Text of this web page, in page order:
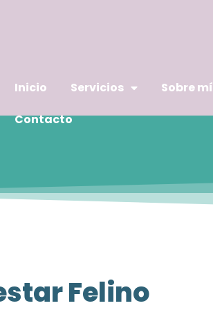
Inicio Servicios Sobre mí
Contacto
Felino